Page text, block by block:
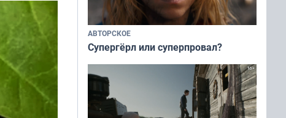
АВТОРСКОЕ
Супергёрл или суперпровал?